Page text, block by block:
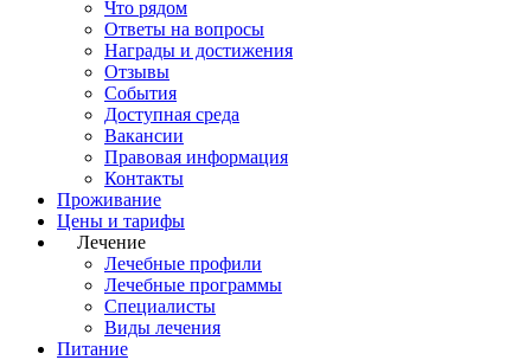
Что рядом
Ответы на вопросы
Награды и достижения
Отзывы
События
Доступная среда
Вакансии
Правовая информация
Контакты
Проживание
Цены и тарифы
Лечение
Лечебные профили
Лечебные программы
Специалисты
Виды лечения
Питание